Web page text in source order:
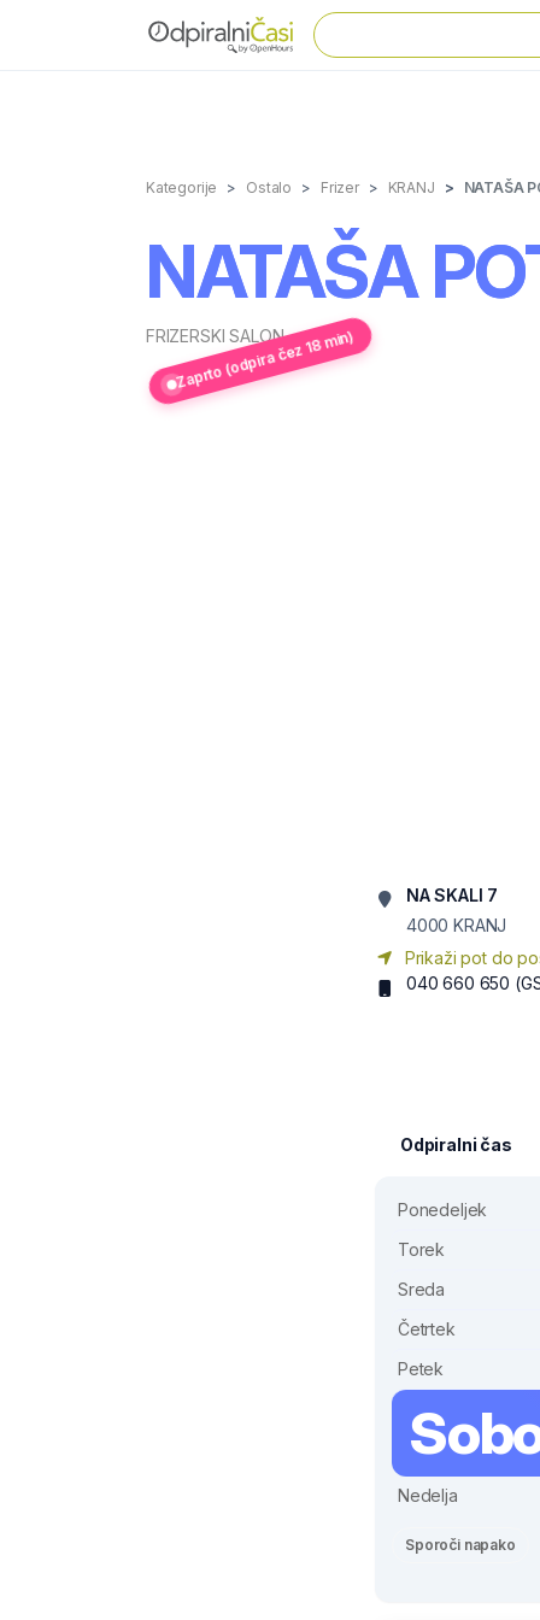
Kategorije Ostalo Frizer KRANJ NATAŠA
NATAŠA
FRIZERSKI SALON
Zaprto (odpira čez 18 min)
NA SKALI 7
4000 KRANJ
Prikaži pot do
040 660 650
Odpiralni čas
Ponedeljek
Torek
Sreda
Četrtek
Petek
Nedelja
Sporoči napako